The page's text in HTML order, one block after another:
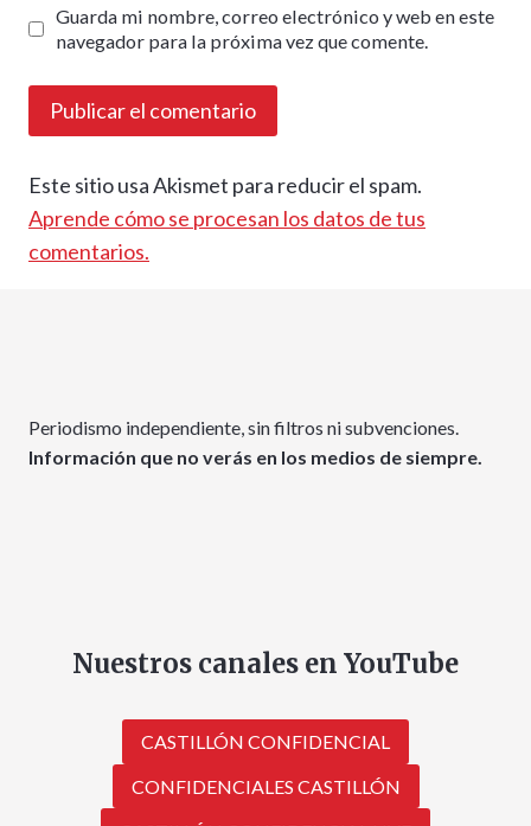
Guarda mi nombre, correo electrónico y web en este
navegador para la próxima vez que comente.
Este sitio usa Akismet para reducir el spam.
Aprende cómo se procesan los datos de tus
comentarios.
Periodismo independiente, sin filtros ni subvenciones.
Información que no verás en los medios de siempre.
Nuestros canales en YouTube
CASTILLÓN CONFIDENCIAL
CONFIDENCIALES CASTILLÓN